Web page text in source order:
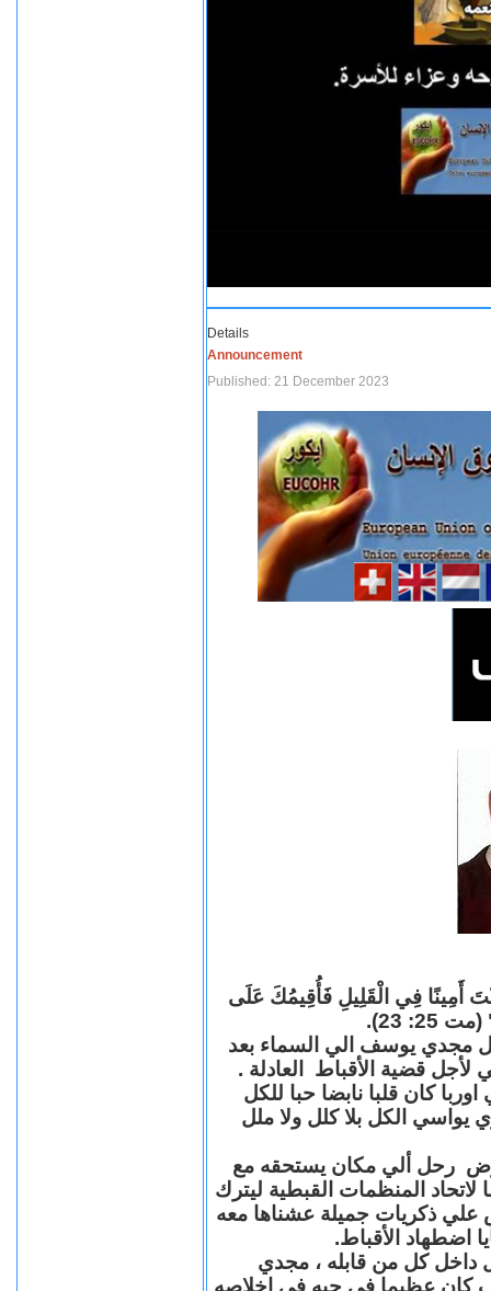
Details
Announcement
Published: 21 December 2023
أَمِينًا فِي الْقَلِيلِ فَأُقِيمُكَ عَلَى
23).
مجدي يوسف الي السماء بعد
قضية الأقباط العادلة .
كان قلبا نابضا حبا للكل
يواسي الكل بلا كلل ولا ملل
رحل ألي مكان يستحقه مع
المنظمات القبطية ليترك
علي ذكريات جميلة عشناها معه
اضطهاد الأقباط.
داخل كل من قابله ، مجدي
عظيما في حبه في إخلاصه